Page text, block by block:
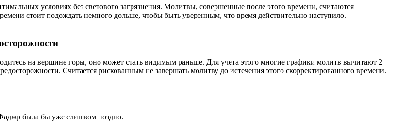
условиях без светового загрязнения. Молитвы, совершенные после этого времени, считаются
стоит подождать немного дольше, чтобы быть уверенным, что время действительно наступило.
на вершине горы, оно может стать видимым раньше. Для учета этого многие графики молитв вычитают 2
Считается рискованным не завершать молитву до истечения этого скорректированного времени.
была бы уже слишком поздно.